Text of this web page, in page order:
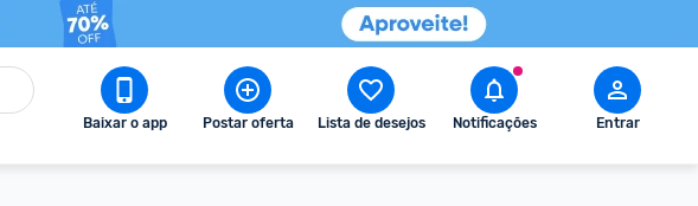
Baixar o app Postar oferta Lista de desejos Notificações Entrar